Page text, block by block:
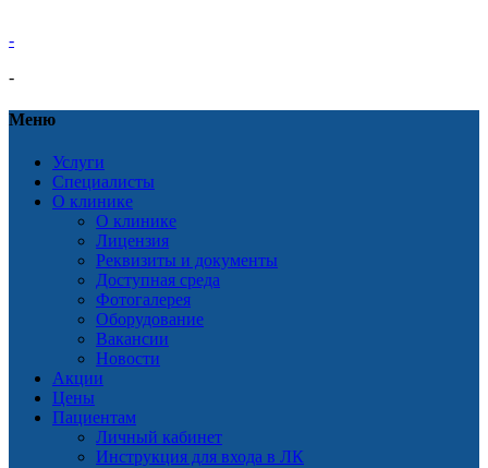
-
-
Меню
Услуги
Специалисты
О клинике
О клинике
Лицензия
Реквизиты и документы
Доступная среда
Фотогалерея
Оборудование
Вакансии
Новости
Акции
Цены
Пациентам
Личный кабинет
Инструкция для входа в ЛК